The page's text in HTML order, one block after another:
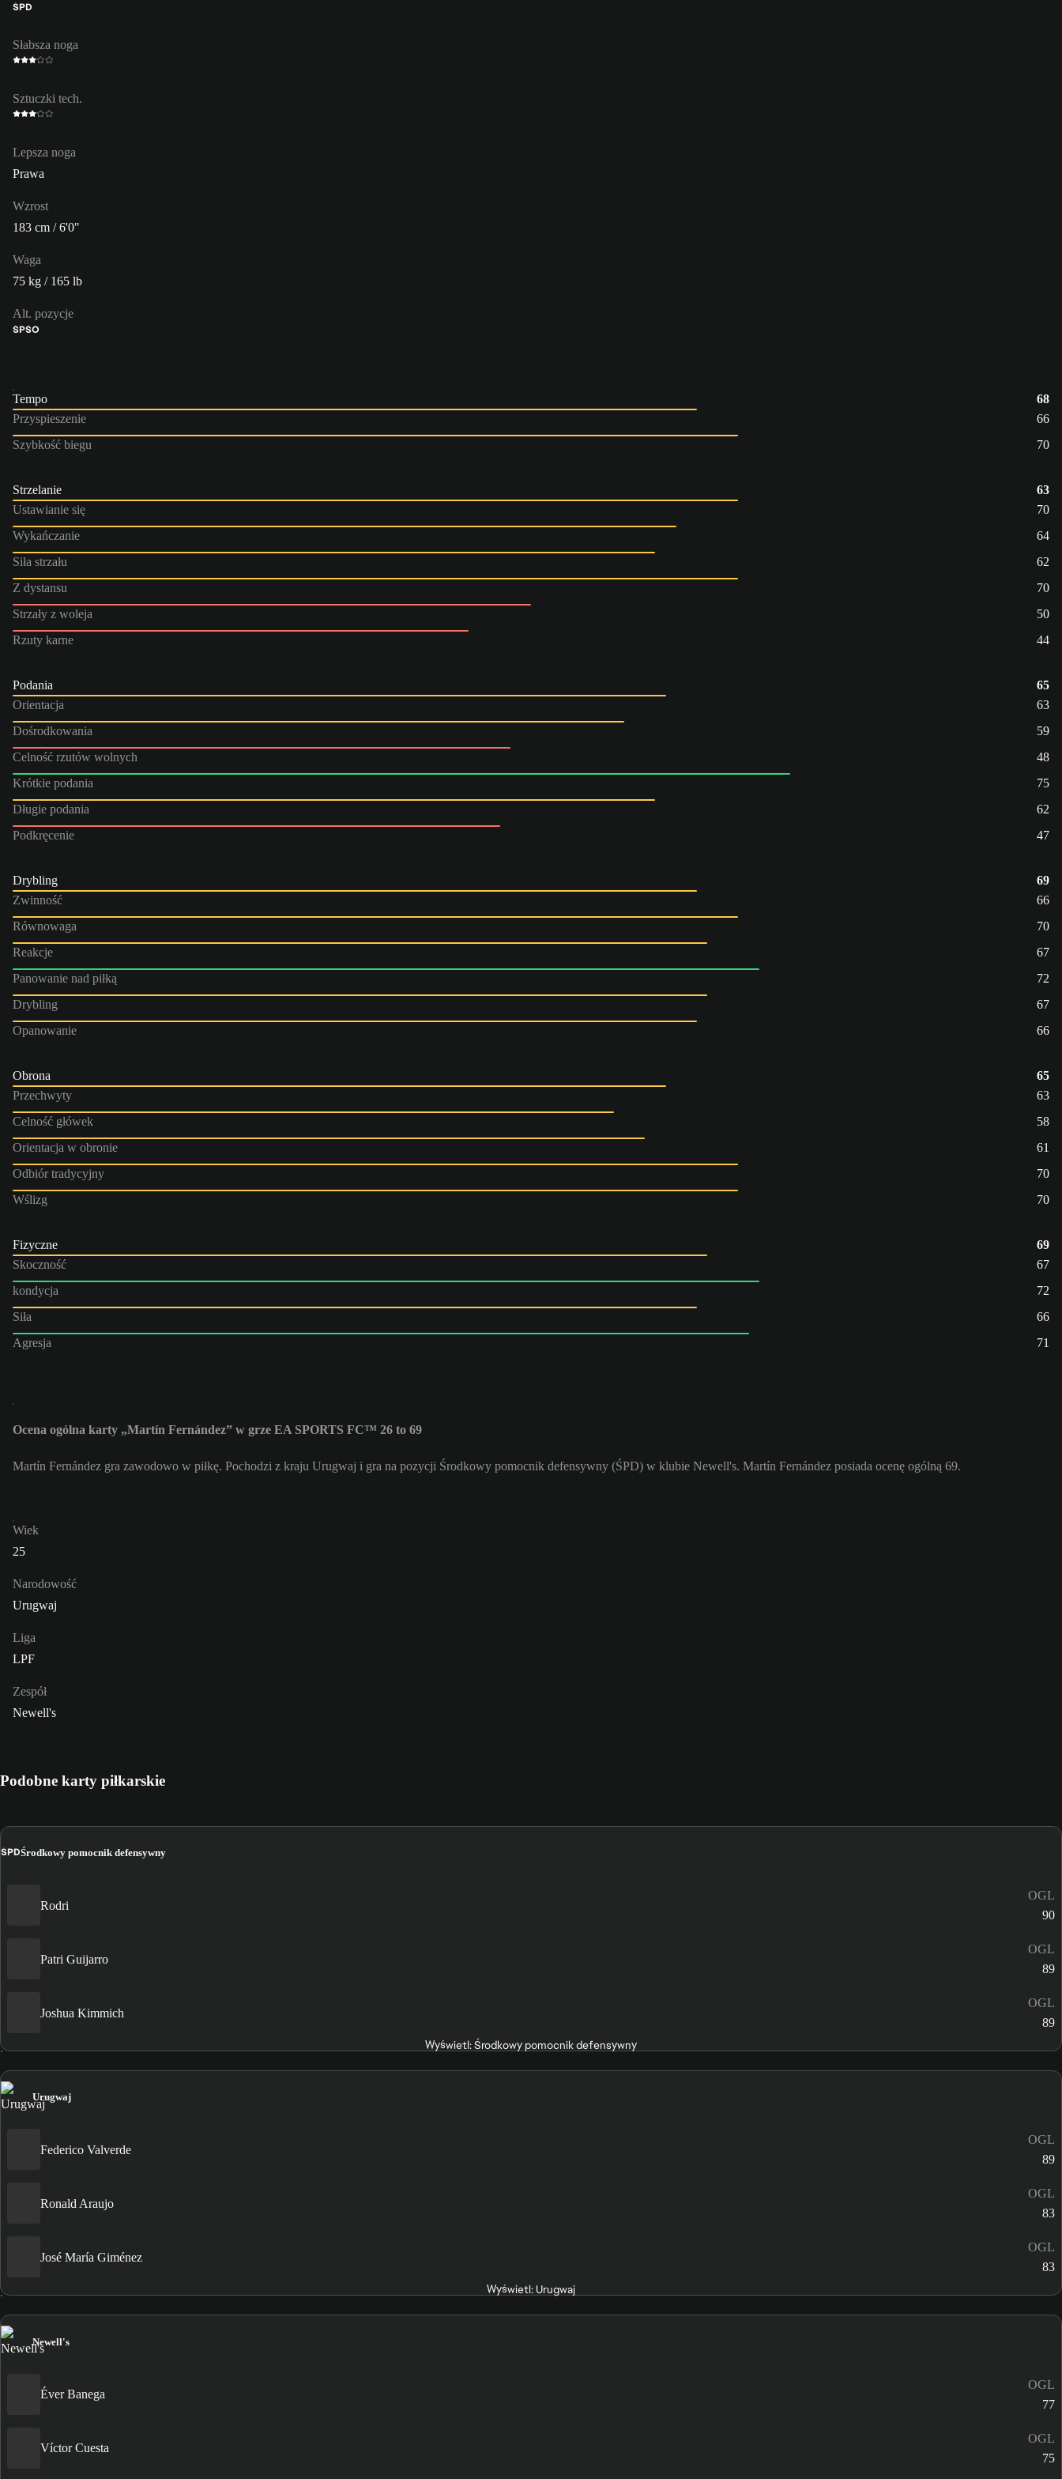
ŚPD
Słabsza noga
Sztuczki tech.
Lepsza noga
Prawa
Wzrost
183 cm / 6'0"
Waga
75 kg / 165 lb
Alt. pozycje
ŚPŚO
Tempo
68
Przyspieszenie
66
Szybkość biegu
70
Strzelanie
63
Ustawianie się
70
Wykańczanie
64
Siła strzału
62
Z dystansu
70
Strzały z woleja
50
Rzuty karne
44
Podania
65
Orientacja
63
Dośrodkowania
59
Celność rzutów wolnych
48
Krótkie podania
75
Długie podania
62
Podkręcenie
47
Drybling
69
Zwinność
66
Równowaga
70
Reakcje
67
Panowanie nad piłką
72
Drybling
67
Opanowanie
66
Obrona
65
Przechwyty
63
Celność główek
58
Orientacja w obronie
61
Odbiór tradycyjny
70
Wślizg
70
Fizyczne
69
Skoczność
67
kondycja
72
Siła
66
Agresja
71
Ocena ogólna karty „Martín Fernández” w grze EA SPORTS FC™ 26 to 69
Martín Fernández gra zawodowo w piłkę. Pochodzi z kraju Urugwaj i gra na pozycji Środkowy pomocnik defensywny (ŚPD) w klubie Newell's. Martín Fernández posiada ocenę ogólną 69.
Wiek
25
Narodowość
Urugwaj
Liga
LPF
Zespół
Newell's
Podobne karty piłkarskie
ŚPDŚrodkowy pomocnik defensywny
Rodri
OGL
90
Patri Guijarro
OGL
89
Joshua Kimmich
OGL
89
Wyświetl: Środkowy pomocnik defensywny
Urugwaj
Federico Valverde
OGL
89
Ronald Araujo
OGL
83
José María Giménez
OGL
83
Wyświetl: Urugwaj
Newell's
Éver Banega
OGL
77
Víctor Cuesta
OGL
75